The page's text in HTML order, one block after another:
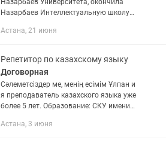
Назарбаев Университета, окончила
Назарбаев Интеллектуальную школу
результатами: 📚SAT: 1490 из 1600
Астана, 21 июня
Репетитор по казахскому языку
Договорная
Сәлеметсіздер ме, менің есімім Ұлпан и
я преподаватель казахского языка уже
более 5 лет. Образование: СКУ имени
литература. Магистр пед.наук.
Астана, 3 июня